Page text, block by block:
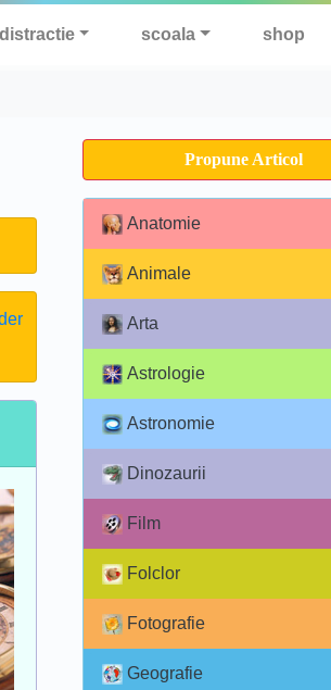
distractie scoala shop
Propune Articol
Anatomie
Animale
Arta
Astrologie
Astronomie
Dinozaurii
Film
Folclor
Fotografie
Geografie